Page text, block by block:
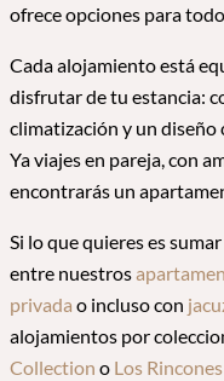
ofrece opciones para
Cada alojamiento está
disfrutar de tu estancia:
climatización y un
Ya viajes en pareja, con
encontrarás un
Si lo que quieres es
entre nuestros
privada o incluso con
alojamientos por
Collection o Los